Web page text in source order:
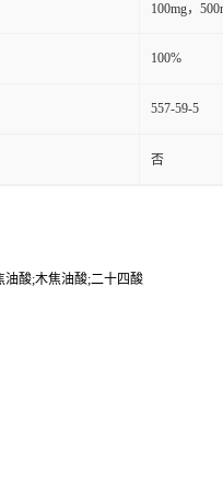
100mg，
100%
557-59-5
否
油酸;木焦油酸;二十四酸